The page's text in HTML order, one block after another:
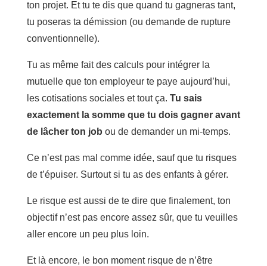
ton projet. Et tu te dis que quand tu gagneras tant,
tu poseras ta démission (ou demande de rupture
conventionnelle).
Tu as même fait des calculs pour intégrer la
mutuelle que ton employeur te paye aujourd’hui,
les cotisations sociales et tout ça. Tu sais
exactement la somme que tu dois gagner avant
de lâcher ton job ou de demander un mi-temps.
Ce n’est pas mal comme idée, sauf que tu risques
de t’épuiser. Surtout si tu as des enfants à gérer.
Le risque est aussi de te dire que finalement, ton
objectif n’est pas encore assez sûr, que tu veuilles
aller encore un peu plus loin.
Et là encore, le bon moment risque de n’être